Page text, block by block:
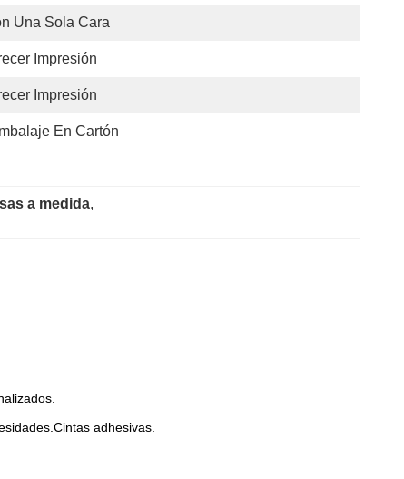
Una Sola Cara
Impresión
Impresión
En Cartón
a medida,
adhesivas.